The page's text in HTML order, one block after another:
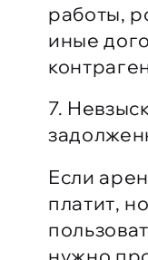
работы,
иные
7.
Если
платит,